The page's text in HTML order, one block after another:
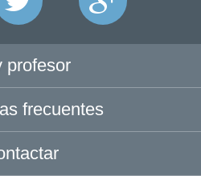
profesor
frecuentes